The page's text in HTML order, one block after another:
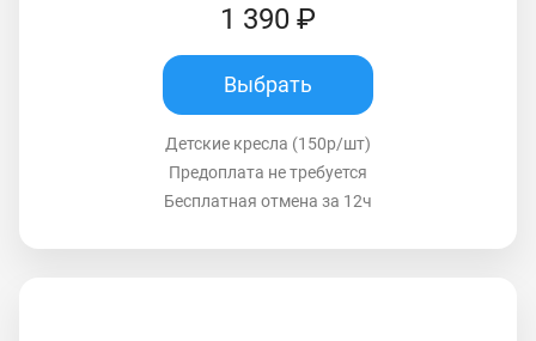
1 390 ₽
Выбрать
Детские кресла (150р/шт)
Предоплата не требуется
Бесплатная отмена за 12ч